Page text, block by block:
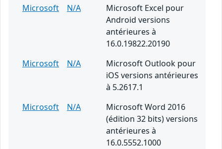
Microsoft
N/A
Microsoft Excel pour
Android versions
antérieures à
16.0.19822.20190
Microsoft
N/A
Microsoft Outlook pour
iOS versions antérieures
à 5.2617.1
Microsoft
N/A
Microsoft Word 2016
(édition 32 bits) versions
antérieures à
16.0.5552.1000